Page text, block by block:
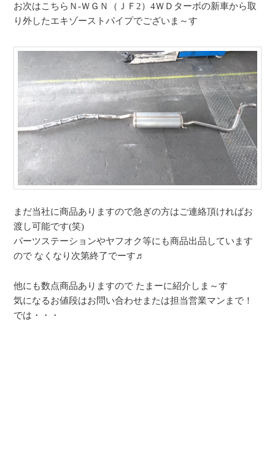
お次はこちらＮ-ＷＧＮ（ＪＦ2）4ＷＤターボの新車から取
り外したエキゾーストパイプでございま～す
まだ当社に商品ありますので急ぎの方はご連絡頂ければお
渡し可能です(笑)
パーツステーションやヤフオク等にも商品出品しています
ので なくなり次第終了でーす♬
他にも数点商品ありますので たまーに紹介しま～す
気になるお値段はお問い合わせまたは担当営業マンまで！
では・・・